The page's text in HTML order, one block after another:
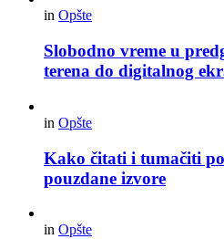
in Opšte
Slobodno vreme u
terena do digitalnog
in Opšte
Kako čitati i tumačiti
pouzdane izvore
in Opšte